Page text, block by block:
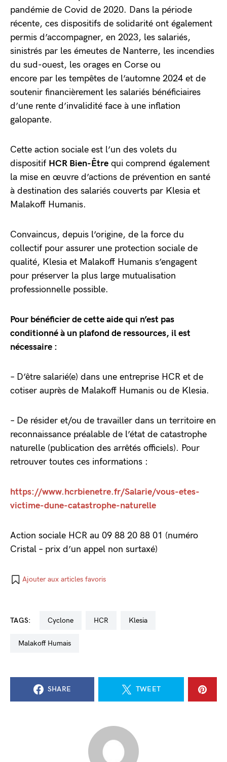
pandémie de Covid de 2020. Dans la période
récente, ces dispositifs de solidarité ont également
permis d’accompagner, en 2023, les salariés,
sinistrés par les émeutes de Nanterre, les incendies
du sud-ouest, les orages en Corse ou
encore par les tempêtes de l’automne 2024 et de
soutenir financièrement les salariés bénéficiaires
d’une rente d’invalidité face à une inflation
galopante.
Cette action sociale est l’un des volets du
dispositif HCR Bien-Être qui comprend également
la mise en œuvre d’actions de prévention en santé
à destination des salariés couverts par Klesia et
Malakoff Humanis.
Convaincus, depuis l’origine, de la force du
collectif pour assurer une protection sociale de
qualité, Klesia et Malakoff Humanis s’engagent
pour préserver la plus large mutualisation
professionnelle possible.
Pour bénéficier de cette aide qui n’est pas
conditionné à un plafond de ressources, il est
nécessaire :
– D’être salarié(e) dans une entreprise HCR et de
cotiser auprès de Malakoff Humanis ou de Klesia.
– De résider et/ou de travailler dans un territoire en
reconnaissance préalable de l’état de catastrophe
naturelle (publication des arrêtés officiels). Pour
retrouver toutes ces informations :
https://www.hcrbienetre.fr/Salarie/vous-etes-
victime-dune-catastrophe-naturelle
Action sociale HCR au 09 88 20 88 01 (numéro
Cristal – prix d’un appel non surtaxé)
Ajouter aux articles favoris
TAGS: cyclone HCR Klesia
Malakoff Humais
SHARE TWEET